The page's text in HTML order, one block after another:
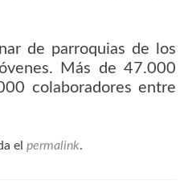
de parroquias de los
Más de 47.000
colaboradores entre
el permalink.